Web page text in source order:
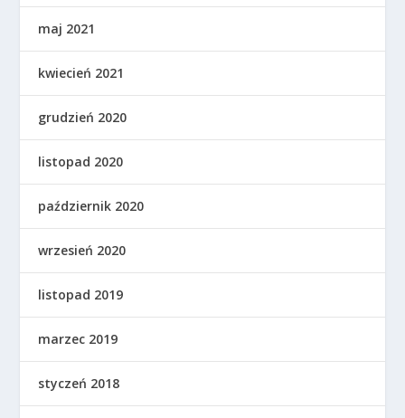
maj 2021
kwiecień 2021
grudzień 2020
listopad 2020
październik 2020
wrzesień 2020
listopad 2019
marzec 2019
styczeń 2018